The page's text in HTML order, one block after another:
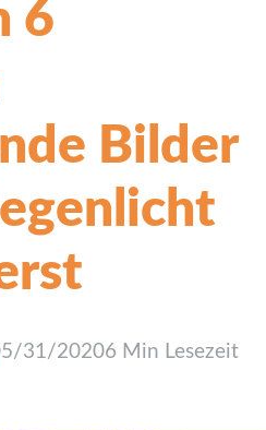
6
Bilder
31/20206 Min Lesezeit